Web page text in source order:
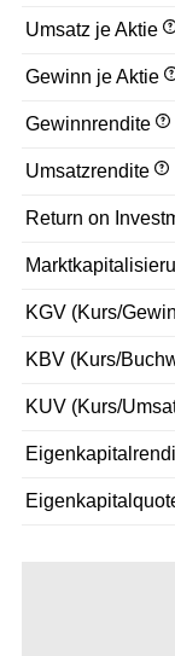
Umsatz je Aktie
Gewinn je Aktie
Gewinnrendite
Umsatzrendite
Return on
KGV (Kurs/
KBV (Kurs/
KUV (Kurs/